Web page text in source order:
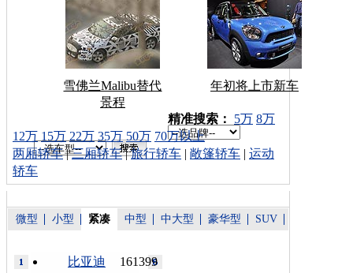
雪佛兰Malibu替代
景程
年初将上市新车
车型搜索：
精准搜索： 5万 8万
12万 15万 22万 35万 50万 70万以上
两厢轿车|三厢轿车|旅行轿车 | 敞篷轿车 | 运动
轿车
微型 小型 紧凑 中型 中大型 豪华型 SUV
161399
比亚迪